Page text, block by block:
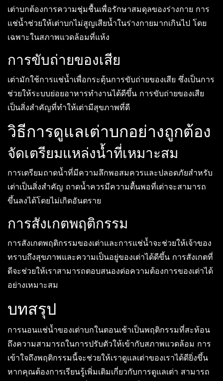
เต่าบกต้องการความชุ่มชื้นเพื่อรักษาสมดุลของร่างกาย การ
แช่น้ำช่วยให้เต่าบกไม่สูญเสียน้ำในร่างกายมากเกินไป โดย
เฉพาะในสภาพแวดล้อมที่แห้ง
การขับถ่ายของเสีย
เต่ามักใช้การแช่น้ำเพื่อกระตุ้นการขับถ่ายของเสีย ซึ่งเป็นการ
ช่วยให้ระบบย่อยอาหารทำงานได้ดีขึ้น การขับถ่ายของเสีย
เป็นสิ่งสำคัญที่ทำให้เต่ามีสุขภาพที่ดี
วิธีการดูแลเต่าบกอย่างถูกต้อง
จัดเตรียมแหล่งน้ำที่เหมาะสม
การเตรียมถาดน้ำที่มีความลึกพอสมควรและปลอดภัยสำหรับ
เต่าเป็นสิ่งสำคัญ ถาดน้ำควรมีความตื้นพอที่เต่าจะสามารถ
ขึ้นลงได้โดยไม่เกิดอันตราย
การสังเกตพฤติกรรม
การสังเกตพฤติกรรมของเต่าและการแช่น้ำจะช่วยให้เจ้าของ
ทราบถึงสุขภาพและความเป็นอยู่ของเต่าได้ดีขึ้น การสังเกตที่
ดีจะช่วยให้เราสามารถตอบสนองต่อความต้องการของเต่าได้
อย่างเหมาะสม
บทสรุป
การนอนแช่น้ำของเต่าบกในตอนเช้าเป็นพฤติกรรมที่สะท้อน
ถึงความสามารถในการปรับตัวให้เข้ากับสภาพแวดล้อม การ
เข้าใจถึงพฤติกรรมนี้จะช่วยให้เราดูแลเต่าของเราได้ดียิ่งขึ้น
หากคุณต้องการเรียนรู้เพิ่มเติมเกี่ยวกับการดูแลเต่า สามารถ